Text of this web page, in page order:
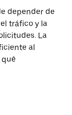
depender de
tráfico y la
La
al